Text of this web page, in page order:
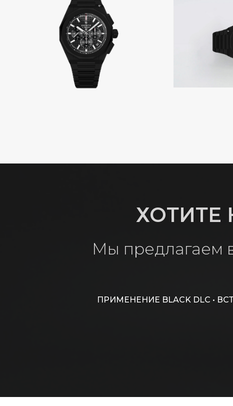
ХОТИТЕ
Мы предлагаем
ПРИМЕНЕНИЕ BLACK DLC •